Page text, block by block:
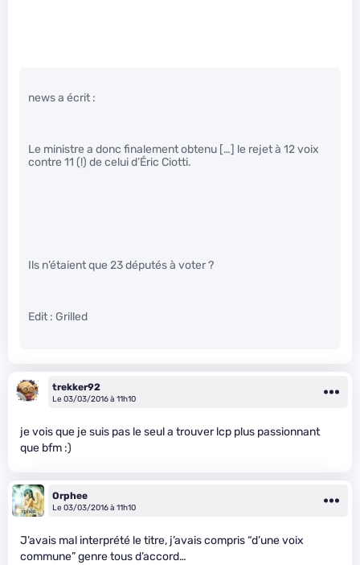
news a écrit :
Le ministre a donc finalement obtenu […] le rejet à 12 voix
contre 11 (!) de celui d’Éric Ciotti.
Ils n’étaient que 23 députés à voter ?
Edit : Grilled
trekker92
Le 03/03/2016 à 11h10
je vois que je suis pas le seul a trouver lcp plus passionnant
que bfm :)
Orphee
Le 03/03/2016 à 11h10
J’avais mal interprété le titre, j’avais compris “d’une voix
commune” genre tous d’accord…